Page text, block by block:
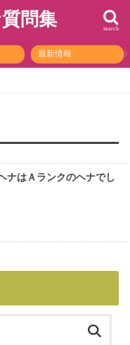
問集 search
最新情報
ナはＡランクのヘナでし